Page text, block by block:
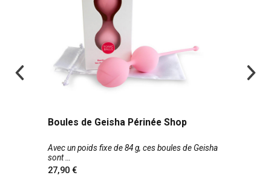
Boules de Geisha Périnée Shop
Avec un poids fixe de 84 g, ces boules de Geisha
sont
27,90